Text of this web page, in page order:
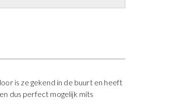
is ze gekend in de buurt en heeft
dus perfect mogelijk mits